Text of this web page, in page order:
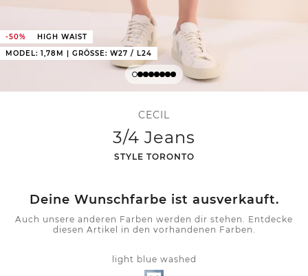
-50%
HIGH WAIST
MODEL: 1,78M | GRÖSSE: W27 / L24
CECIL
3/4 Jeans
-
STYLE TORONTO
Deine Wunschfarbe ist ausverkauft.
Auch unsere anderen Farben werden dir stehen. Entdecke
diesen Artikel in den vorhandenen Farben.
light blue washed